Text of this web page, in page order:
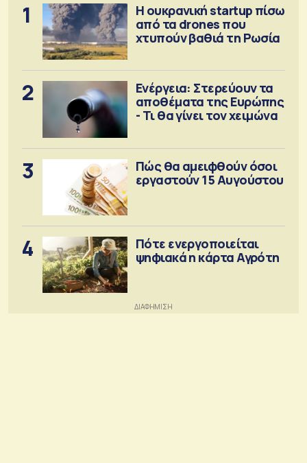
1
Η ουκρανική startup πίσω
από τα drones που
χτυπούν βαθιά τη Ρωσία
2
Ενέργεια: Στερεύουν τα
αποθέματα της Ευρώπης
- Τι θα γίνει τον χειμώνα
3
Πώς θα αμειφθούν όσοι
εργαστούν 15 Αυγούστου
4
Πότε ενεργοποιείται
ψηφιακά η κάρτα Αγρότη